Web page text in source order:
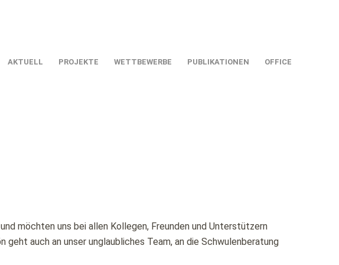
AKTUELL PROJEKTE WETTBEWERBE PUBLIKATIONEN OFFICE
möchten uns bei allen Kollegen, Freunden und Unterstützern
auch an unser unglaubliches Team, an die Schwulenberatung